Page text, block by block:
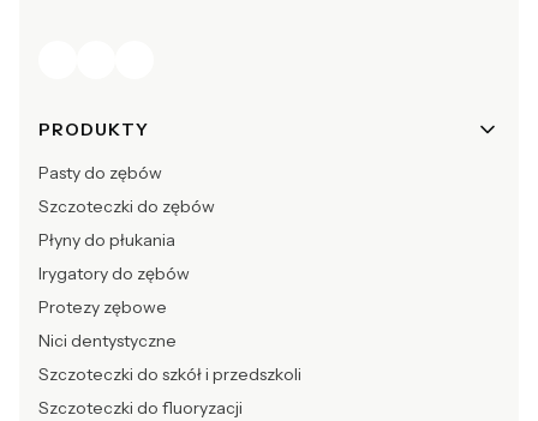
Linki w stopce
PRODUKTY
Pasty do zębów
Szczoteczki do zębów
Płyny do płukania
Irygatory do zębów
Protezy zębowe
Nici dentystyczne
Szczoteczki do szkół i przedszkoli
Szczoteczki do fluoryzacji